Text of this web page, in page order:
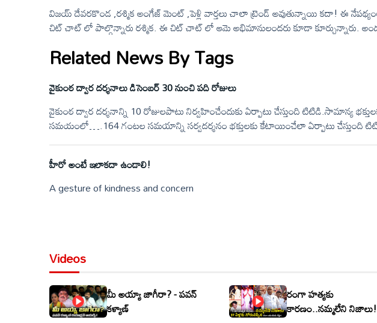
విజయ్ దేవరకొండ ,రశ్మిక అంగేజ్ మెంట్ ,పెళ్లి వార్తలు చాలా ట్రెండ్ అవుతున్నాయి కదా! ఈ
చిట్ చాట్ లో పాల్గొన్నారు రశ్మిక. ఈ చిట్ చాట్ లో ఆమె అభిమానులందరు కూడా కూర్చున్నారు.
ఎలాంటి పరిస్థితుల్లోనైనా సరే ఎలాంటి సిచువేషన్ అయినా సరే తన కోణం నుంచి ఆలోచించి తన
తూటాకైనా ఎదురు నిలబడతానన్నారు రశ్మిక.&nbsp;
Related News By Tags
వైకుంఠ ద్వార దర్శనాలు డిసెంబర్‌ 30 నుంచి పది రోజులు
వైకుంఠ ద్వార దర్శనాన్ని 10 రోజులపాటు నిర్వహించేందుకు ఏర్పాటు చేస్తుంది టిటిడి.సామాన్య
సమయంలో….164 గంటల సమయాన్ని సర్వదర్శనం భక్తులకు కేటాయించేలా ఏర్పాటు చేస్తుంది
భక్తులకు వైకుంఠ ద్వార దర్శనం కల్పించేందుకు ఏర్పాట్లు చేస్తుంది టిటిడి.&nbsp;
హీరో అంటే ఇలాకదా ఉండాలి!
A gesture of kindness and concern
Videos
మీ అయ్యా జాగీరా? - పవన్
కళ్యాణ్
రంగా హత్యకు
కారణం..నమ్మలేని నిజాలు!